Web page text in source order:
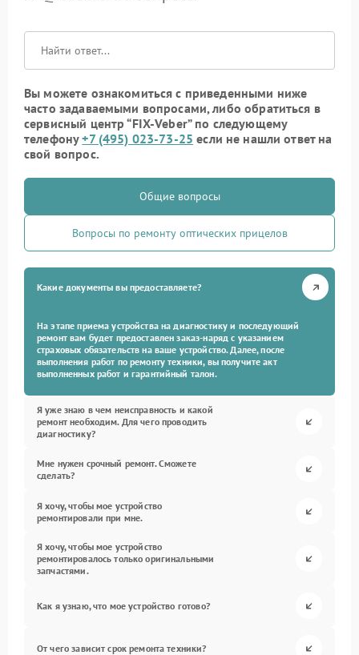
Вы можете ознакомиться с приведенными ниже
часто задаваемыми вопросами, либо обратиться в
сервисный центр “FIX-Veber” по следующему
телефону+7 (495) 023-73-25 если не нашли ответ на
свой вопрос.
Общие вопросы
Вопросы по ремонту оптических прицелов
Какие документы вы предоставляете?
На этапе приема устройства на диагностику и последующий
ремонт вам будет предоставлен заказ-наряд с указанием
страховых обязательств на ваше устройство. Далее, после
выполнения работ по ремонту техники, вы получите акт
выполненных работ и гарантийный талон.
Я уже знаю в чем неисправность и какой
ремонт необходим. Для чего проводить
диагностику?
Мне нужен срочный ремонт. Сможете
сделать?
Я хочу, чтобы мое устройство
ремонтировали при мне.
Я хочу, чтобы мое устройство
ремонтировалось только оригинальными
запчастями.
Как я узнаю, что мое устройство готово?
От чего зависит срок ремонта техники?